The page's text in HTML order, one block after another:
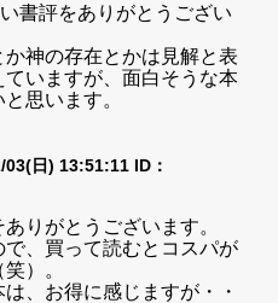
書評をありがとうござい
神の存在とかは見解と表
いますが、面白そうな本
思います。
03(日) 13:51:11 ID：
りがとうございます。
、買って読むとコスパが
）。
、お得に感じますが・・